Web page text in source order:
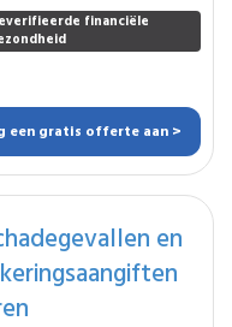
financiële
een gratis offerte aan >
en